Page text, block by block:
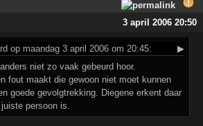
3 april 2006 20:50
op maandag 3 april 2006 om 20:45:
▶
niet zo vaak gebeurd hoor.
fout maakt die gewoon niet moet kunnen
goede gevolgtrekking. Diegene erkent daar
persoon is.